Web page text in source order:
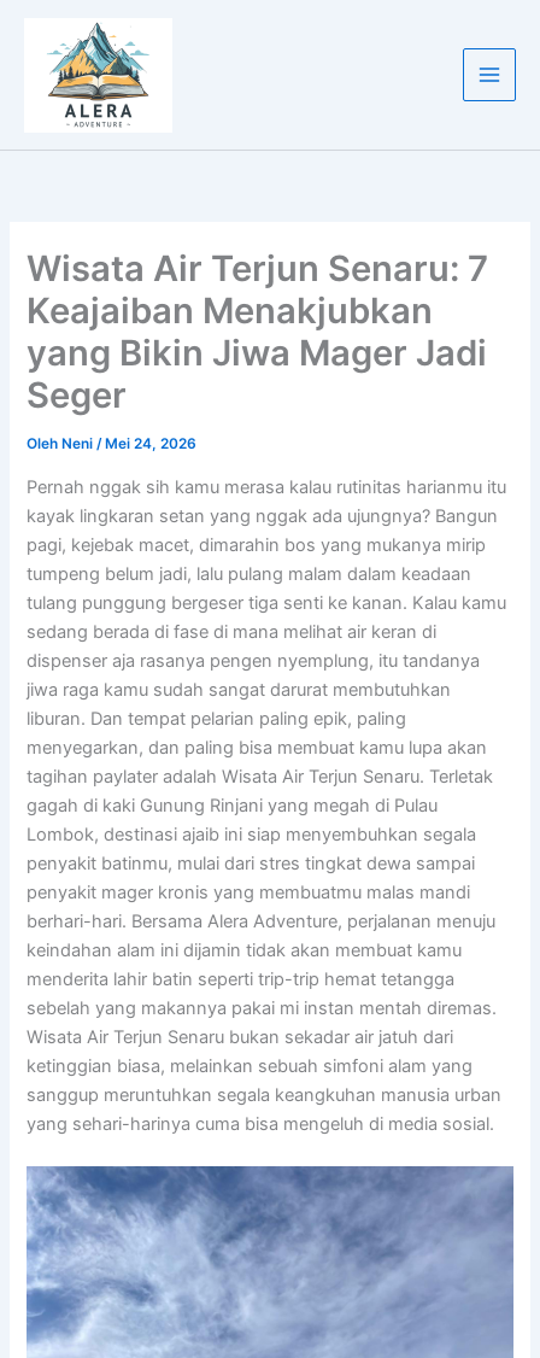
konten
Wisata Air Terjun Senaru: 7
Keajaiban Menakjubkan
yang Bikin Jiwa Mager Jadi
Seger
Oleh Neni/ Mei 24, 2026
Pernah nggak sih kamu merasa kalau rutinitas harianmu itu
kayak lingkaran setan yang nggak ada ujungnya? Bangun
pagi, kejebak macet, dimarahin bos yang mukanya mirip
tumpeng belum jadi, lalu pulang malam dalam keadaan
tulang punggung bergeser tiga senti ke kanan. Kalau kamu
sedang berada di fase di mana melihat air keran di
dispenser aja rasanya pengen nyemplung, itu tandanya
jiwa raga kamu sudah sangat darurat membutuhkan
liburan. Dan tempat pelarian paling epik, paling
menyegarkan, dan paling bisa membuat kamu lupa akan
tagihan paylater adalah Wisata Air Terjun Senaru. Terletak
gagah di kaki Gunung Rinjani yang megah di Pulau
Lombok, destinasi ajaib ini siap menyembuhkan segala
penyakit batinmu, mulai dari stres tingkat dewa sampai
penyakit mager kronis yang membuatmu malas mandi
berhari-hari. Bersama Alera Adventure, perjalanan menuju
keindahan alam ini dijamin tidak akan membuat kamu
menderita lahir batin seperti trip-trip hemat tetangga
sebelah yang makannya pakai mi instan mentah diremas.
Wisata Air Terjun Senaru bukan sekadar air jatuh dari
ketinggian biasa, melainkan sebuah simfoni alam yang
sanggup meruntuhkan segala keangkuhan manusia urban
yang sehari-harinya cuma bisa mengeluh di media sosial.